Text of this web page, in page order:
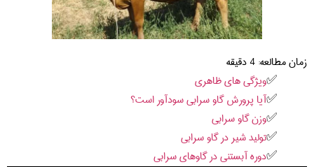
زمان مطالعه:4دقیقه
ویژگی های ظاهری
آیا پرورش گاو سرابی سودآور است؟
وزن گاو سرابی
تولید شیر در گاو سرابی
دوره آبستنی در گاوهای سرابی